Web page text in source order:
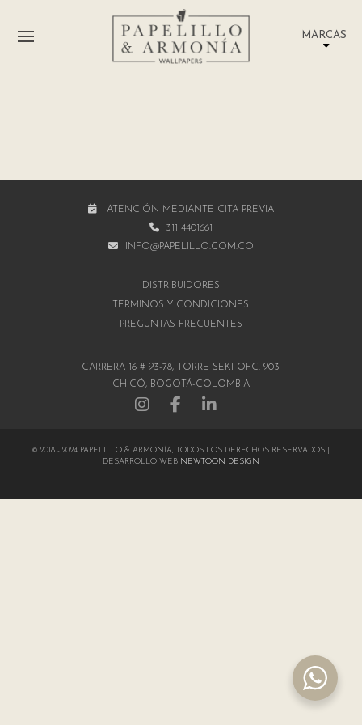
MARCAS
ATENCIÓN MEDIANTE CITA PREVIA
311 4401661
INFO@PAPELILLO.COM.CO
DISTRIBUIDORES
TÉRMINOS Y CONDICIONES
PREGUNTAS FRECUENTES
CARRERA 16 # 93-78, TORRE SEKI OFC. 903
CHICÓ, BOGOTÁ-COLOMBIA
© 2018 - 2024 PAPELILLO & ARMONÍA, TODOS LOS DERECHOS RESERVADOS |
DESARROLLO WEB NEWTOON DESIGN